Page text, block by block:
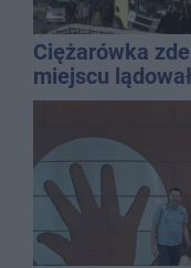
Ciężarówka
miejscu